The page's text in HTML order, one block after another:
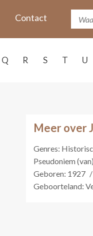
Contact
Q R S T U
Meer over
Genres:
Pseudoniem
Geboren: 1927 /
Geboorteland: